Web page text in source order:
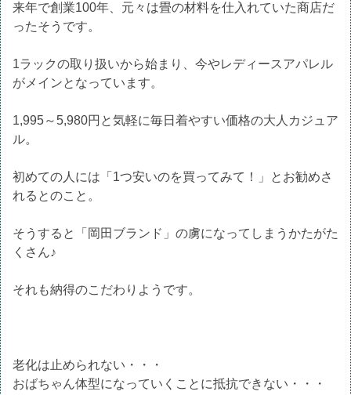
来年で創業100年、元々は畳の材料を仕入れていた商店だ
ったそうです。
1ラックの取り扱いから始まり、今やレディースアパレル
がメインとなっています。
1,995～5,980円と気軽に毎日着やすい価格の大人カジュア
ル。
初めての人には「1つ安いのを買ってみて！」とお勧めさ
れるとのこと。
そうすると「岡田ブランド」の虜になってしまうかたがた
くさん♪
それも納得のこだわりようです。
老化は止められない・・・
おばちゃん体型になっていくことに抵抗できない・・・